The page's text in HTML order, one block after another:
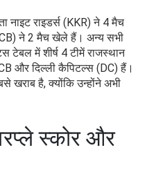
राइडर्स (KKR) ने 4 मैच
ने 2 मैच खेले हैं। अन्य सभी
टेबल में शीर्ष 4 टीमें राजस्थान
और दिल्ली कैपिटल्स (DC) हैं।
खराब है, क्योंकि उन्होंने अभी
स्कोर और